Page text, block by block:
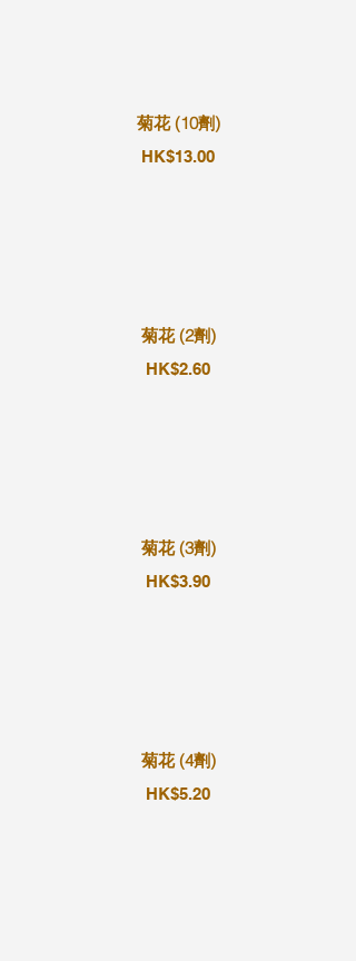
菊花 (10劑)
HK$13.00
菊花 (2劑)
HK$2.60
菊花 (3劑)
HK$3.90
菊花 (4劑)
HK$5.20